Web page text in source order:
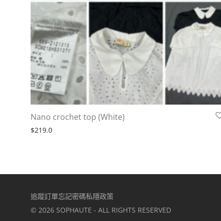
Nano crochet top (White)
$219.0
追蹤訂單忘記密碼私隱政策
© 2026 SOPHAUTE - ALL RIGHTS RESERVED